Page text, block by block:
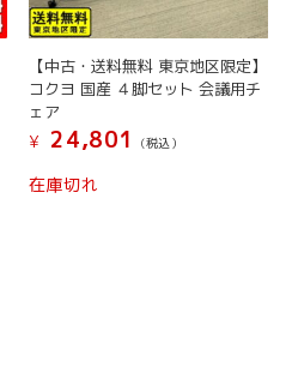
【中古・送料無料 東京地区限定】
コクヨ 国産 ４脚セット 会議用チ
ェア
¥ 24,801 (税込）
在庫切れ